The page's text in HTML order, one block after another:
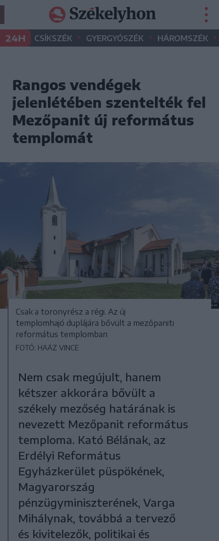
24H CSÍKSZÉK • GYERGYÓSZÉK • HÁROMSZÉK •
Rangos vendégek
jelenlétében szentelték fel
Mezőpanit új református
templomát
Csak a toronyrész a régi. Az új
templomhajó duplájára bővült a mezőpaniti
református templomban
FOTÓ: HAÁZ VINCE
Nem csak megújult, hanem
kétszer akkorára bővült a
székely mezőség határának is
nevezett Mezőpanit református
temploma. Kató Bélának, az
Erdélyi Református
Egyházkerület püspökének,
Magyarország
pénzügyminiszterének, Varga
Mihálynak, továbbá a tervező
és kivitelezők, politikai és